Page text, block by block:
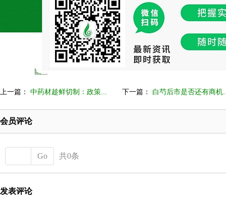
上一篇： 中药材趁鲜切制：政策... 下一篇： 白芍后市是否还有商机
会员评论
Go 共0条
发表评论